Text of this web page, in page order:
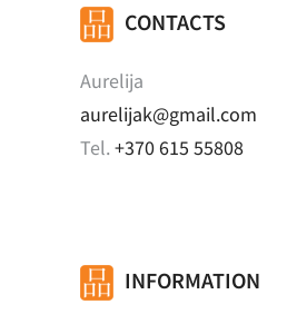
CONTACTS
Aurelija
aurelijak@gmail.com
Tel.+370 615 55808
INFORMATION